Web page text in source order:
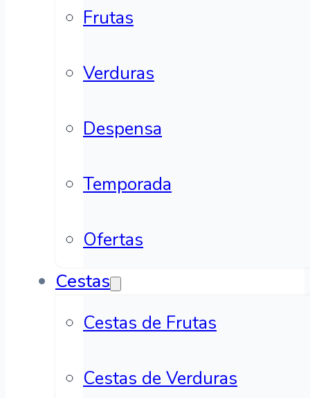
Frutas
Verduras
Despensa
Temporada
Ofertas
Cestas
Cestas de Frutas
Cestas de Verduras